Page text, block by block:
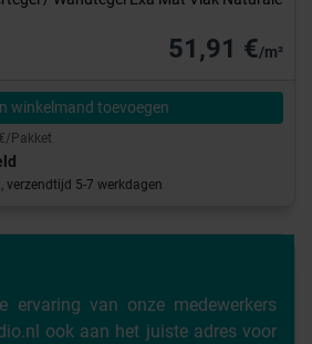
51,91 €/m²
winkelmand toevoegen
Pakket
verzendtijd 5-7 werkdagen
ervaring van onze medewerkers
ook aan het juiste adres voor